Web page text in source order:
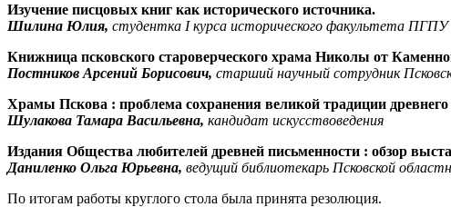
Изучение писцовых книг как исторического источника.
Шилина Юлия, студентка I курса исторического факультета ПГПУ
Книжница псковского староверческого храма Николы от
Постников Арсений Борисович, старший научный сотрудник
Храмы Пскова : проблема сохранения великой традиции
Шулакова Тамара Васильевна, кандидат искусствоведения
Издания Общества любителей древней письменности : обзор
Даниленко Ольга Юрьевна, ведущий библиотекарь Псковской
По итогам работы круглого стола была принята резолюция.